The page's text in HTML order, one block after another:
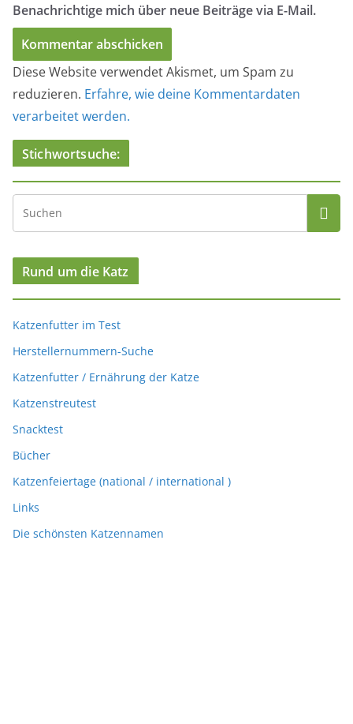
Benachrichtige mich über neue Beiträge via E-Mail.
Diese Website verwendet Akismet, um Spam zu
reduzieren. Erfahre, wie deine Kommentardaten
verarbeitet werden.
Stichwortsuche:
Rund um die Katz
Katzenfutter im Test
Herstellernummern-Suche
Katzenfutter / Ernährung der Katze
Katzenstreutest
Snacktest
Bücher
Katzenfeiertage (national / international )
Links
Die schönsten Katzennamen